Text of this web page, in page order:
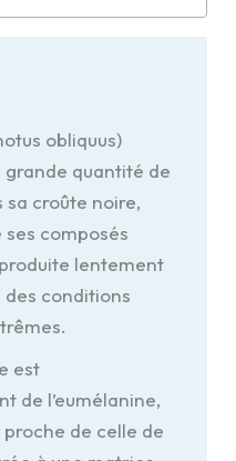
obliquus)
quantité de
sa croûte noire,
ses composés
lentement
conditions
est
de l’eumélanine,
de celle de